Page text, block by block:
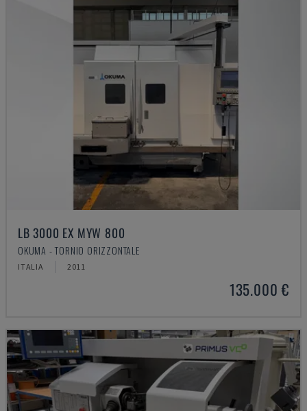
LB 3000 EX MYW 800
OKUMA - TORNIO ORIZZONTALE
ITALIA 2011
135.000 €